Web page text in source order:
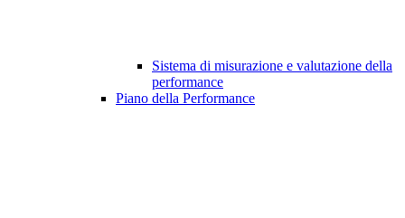
Sistema di misurazione e valutazione della
performance
Piano della Performance